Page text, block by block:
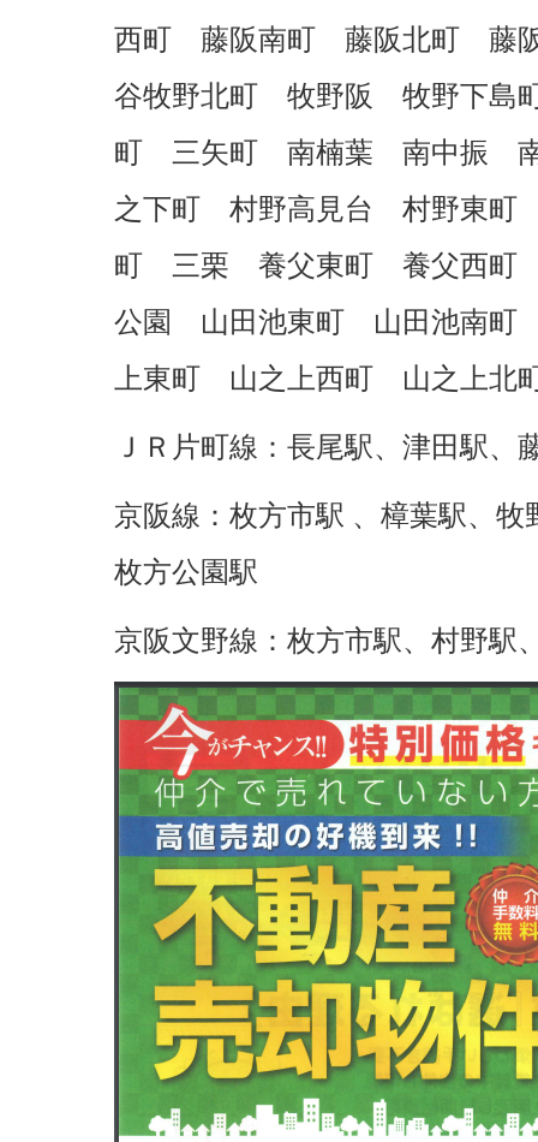
西町 藤阪南町 藤阪北町 藤
谷牧野北町 牧野阪 牧野下
町 三矢町 南楠葉 南中振
之下町 村野高見台 村野東町
町 三栗 養父東町 養父西町
公園 山田池東町 山田池南
上東町 山之上西町 山之上北
ＪＲ片町線：長尾駅、津田駅、
京阪線：枚方市駅 、樟葉駅、
枚方公園駅
京阪文野線：枚方市駅、村野駅